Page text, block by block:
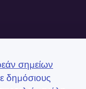
σημείων
δημόσιους